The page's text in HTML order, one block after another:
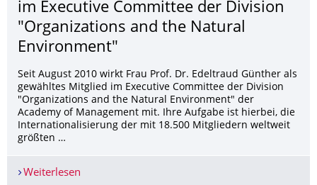
im Executive Committee der Division
"Organizations and the Natural
Environment"
Seit August 2010 wirkt Frau Prof. Dr. Edeltraud Günther als
gewähltes Mitglied im Executive Committee der Division
"Organizations and the Natural Environment" der
Academy of Management mit. Ihre Aufgabe ist hierbei, die
Internationalisierung der mit 18.500 Mitgliedern weltweit
größten …
Weiterlesen